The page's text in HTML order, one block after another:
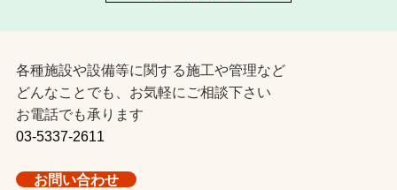
各種施設や設備等に関する施工や管理など
どんなことでも、お気軽にご相談下さい
お電話でも承ります
03-5337-2611
お問い合わせ